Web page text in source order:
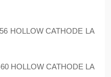
HOLLOW CATHODE LA
HOLLOW CATHODE LA